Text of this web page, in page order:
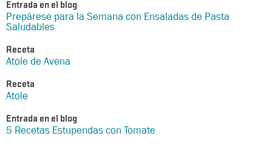
Entrada en el blog
Prepárese para la Semana con Ensaladas de Pasta
Saludables
Receta
Atole de Avena
Receta
Atole
Entrada en el blog
5 Recetas Estupendas con Tomate